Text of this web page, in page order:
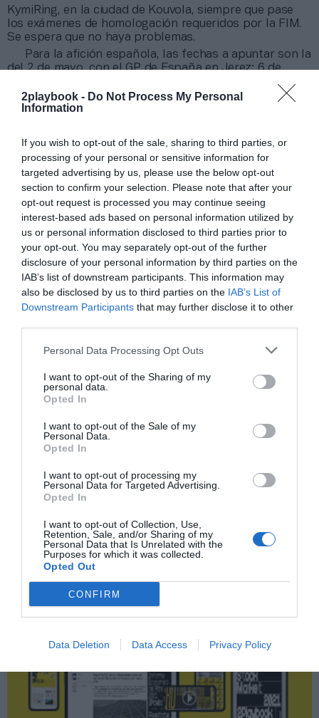
2playbook - Do Not Process My Personal
Information
If you wish to opt-out of the sale, sharing to third parties, or
processing of your personal or sensitive information for
targeted advertising by us, please use the below opt-out
section to confirm your selection. Please note that after your
opt-out request is processed you may continue seeing
interest-based ads based on personal information utilized by
us or personal information disclosed to third parties prior to
your opt-out. You may separately opt-out of the further
disclosure of your personal information by third parties on the
IAB’s list of downstream participants. This information may
also be disclosed by us to third parties on the IAB’s List of
Downstream Participants that may further disclose it to other
Personal Data Processing Opt Outs
I want to opt-out of the Sharing of my
personal data.
Opted In
I want to opt-out of the Sale of my
Personal Data.
Opted In
I want to opt-out of processing my
Personal Data for Targeted Advertising.
Opted In
I want to opt-out of Collection, Use,
Retention, Sale, and/or Sharing of my
Personal Data that Is Unrelated with the
Purposes for which it was collected.
Opted Out
CONFIRM
Data Deletion Data Access Privacy Policy
Índex
MotoGP
KymiRing, en la ciudad de Kouvola, siempre que pase
los exámenes de homologación requeridos por la FIM.
Se espera que no haya problemas.
Para la afición española, las fechas a apuntar son la
del 2 de mayo, con el GP de España en Jerez; 6 de
12 de septiembre, con el GP de Aragón en el circuito
MotorLand Aragón, situado en Alcañiz (Teruel); y
de Cheste.
Añadir 2Playbook
como fuente preferida de Google
de forma gratuita
Mantente informado con las últimas noticias de actualidad.
ACTIVAR AHORA
Compartir
Imprimir
Publicidad
2Playbook Club